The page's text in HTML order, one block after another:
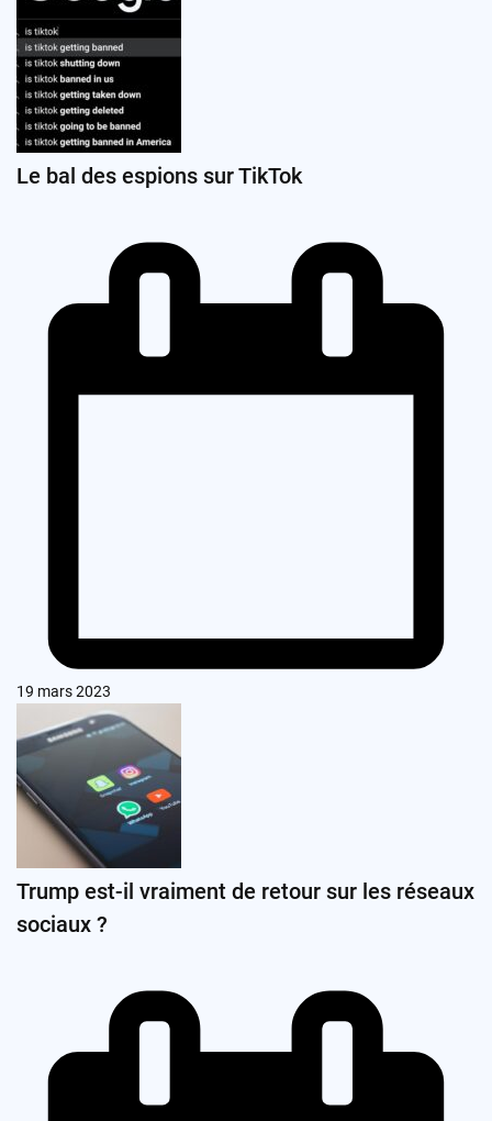
Le bal des espions sur TikTok
19 mars 2023
Trump est-il vraiment de retour sur les réseaux
sociaux ?